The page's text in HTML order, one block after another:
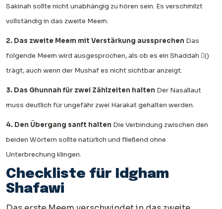
Sakinah sollte nicht unabhängig zu hören sein. Es verschmilzt
vollständig in das zweite Meem.
2. Das zweite Meem mit Verstärkung aussprechen Das
folgende Meem wird ausgesprochen, als ob es ein Shaddah (ّ)
trägt, auch wenn der Mushaf es nicht sichtbar anzeigt.
3. Das Ghunnah für zwei Zählzeiten halten Der Nasallaut
muss deutlich für ungefähr zwei Harakat gehalten werden.
4. Den Übergang sanft halten Die Verbindung zwischen den
beiden Wörtern sollte natürlich und fließend ohne
Unterbrechung klingen.
Checkliste für Idgham
Shafawi